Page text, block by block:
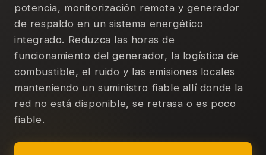
potencia, monitorización remota y generador
de respaldo en un sistema energético
integrado. Reduzca las horas de
funcionamiento del generador, la logística de
combustible, el ruido y las emisiones locales
manteniendo un suministro fiable allí donde la
red no está disponible, se retrasa o es poco
fiable.